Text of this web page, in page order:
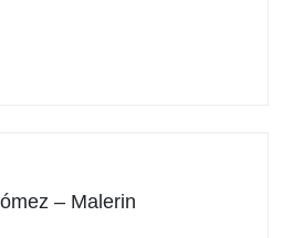
– Malerin